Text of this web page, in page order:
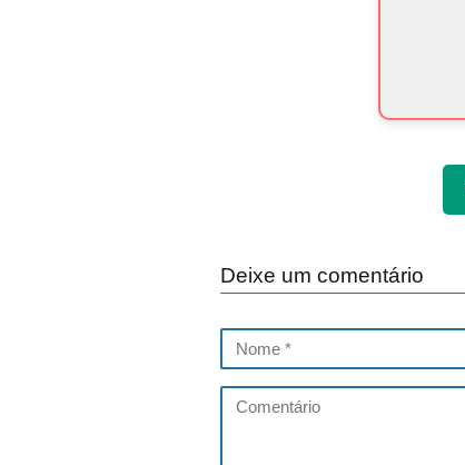
Deixe um comentário